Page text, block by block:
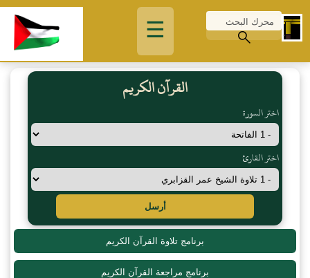
☰
القرآن الكريم
اختر السورة
اختر القارئ
أرسل
برنامج تلاوة القرآن الكريم
برنامج مراجعة القرآن الكريم